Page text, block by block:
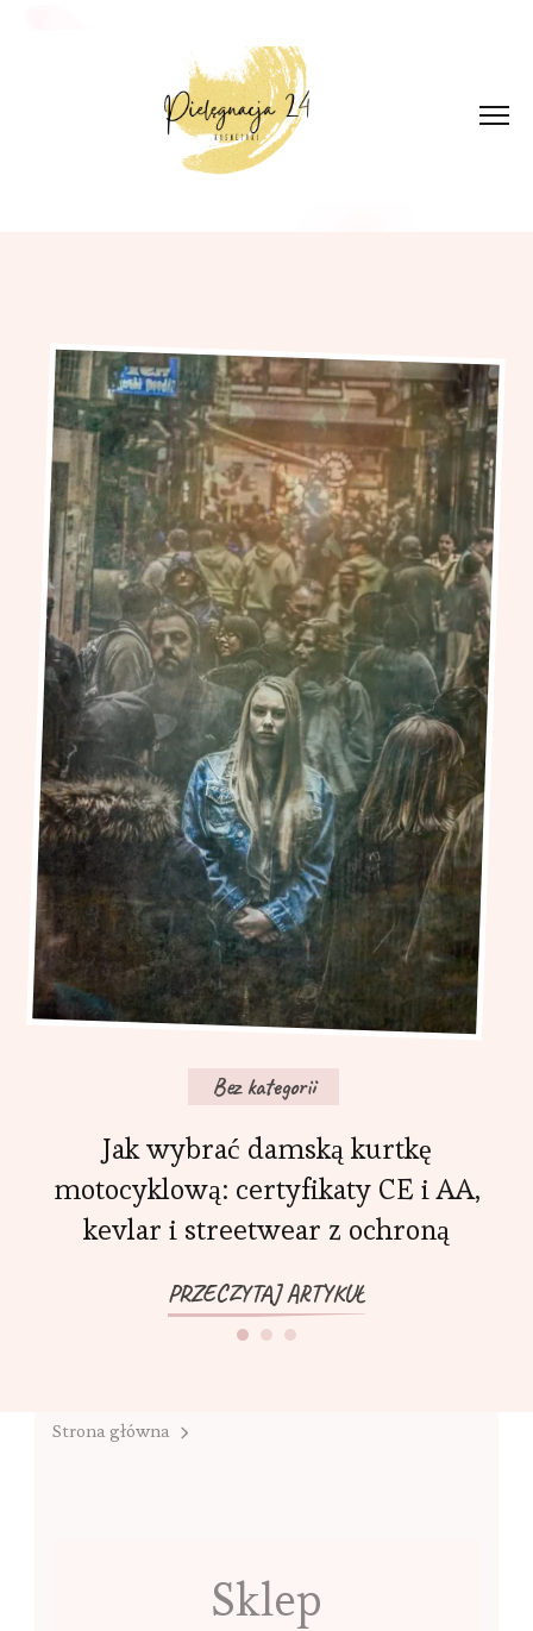
Bez kategorii
Jak wybrać damską kurtkę
motocyklową: certyfikaty CE i AA,
kevlar i streetwear z ochroną
PRZECZYTAJ ARTYKUŁ
Strona główna
Sklep